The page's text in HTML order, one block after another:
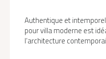
Authentique et
pour villa moderne est
l’architecture